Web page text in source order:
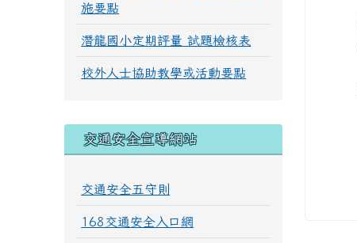
施要點
潛龍國小定期評量 試題檢核表
校外人士協助教學或活動要點
交通安全宣導網站
交通安全五守則
168交通安全入口網